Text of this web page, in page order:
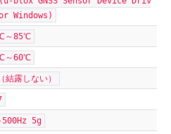
Windows)
～85℃
～60℃
結露しない）
500Hz 5g